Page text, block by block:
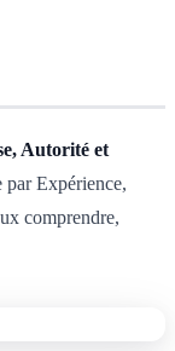
Autorité et
par Expérience,
comprendre,